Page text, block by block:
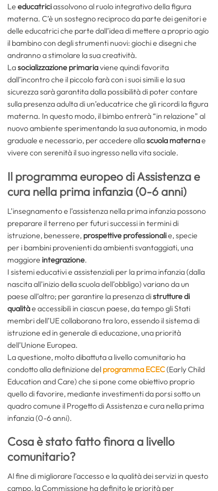
Le educatriciassolvono al ruolo integrativo della figura
materna. C’è un sostegno reciproco da parte dei genitori e
delle educatrici che parte dall’idea di mettere a proprio agio
il bambino con degli strumenti nuovi: giochi e disegni che
andranno a stimolare la sua creatività.
Lasocializzazione primariaviene quindi favorita
dall’incontro che il piccolo farà con i suoi simili e la sua
sicurezza sarà garantita dalla possibilità di poter contare
sulla presenza adulta di un’educatrice che gli ricordi la figura
materna. In questo modo, il bimbo entrerà “in relazione” al
nuovo ambiente sperimentando la sua autonomia, in modo
graduale e necessario, per accedere allascuola maternae
vivere con serenità il suo ingresso nella vita sociale.
Il programma europeo di Assistenza e
cura nella prima infanzia (0-6 anni)
L’insegnamento e l’assistenza nella prima infanzia possono
preparare il terreno per futuri successi in termini di
istruzione, benessere, prospettive professionalie, specie
per i bambini provenienti da ambienti svantaggiati, una
maggiore integrazione.
I sistemi educativi e assistenziali per la prima infanzia (dalla
nascita all’inizio della scuola dell’obbligo) variano da un
paese all’altro; per garantire la presenza distrutture di
qualitàe accessibili in ciascun paese, da tempo gli Stati
membri dell’UE collaborano tra loro, essendo il sistema di
istruzione ed in generale di educazione, una priorità
dell’Unione Europea.
La questione, molto dibattuta a livello comunitario ha
condotto alla definizione del programma ECEC(Early Child
Education and Care) che si pone come obiettivo proprio
quello di favorire, mediante investimenti da porsi sotto un
quadro comune il Progetto di Assistenza e cura nella prima
infanzia (0-6 anni).
Cosa è stato fatto finora a livello
comunitario?
Al fine di migliorare l’accesso e la qualità dei servizi in questo
campo, la Commissione ha definito le priorità per